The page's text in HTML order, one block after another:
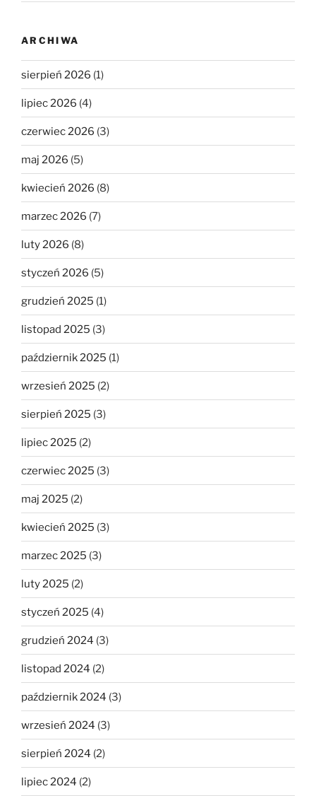
ARCHIWA
sierpień 2026 (1)
lipiec 2026 (4)
czerwiec 2026 (3)
maj 2026 (5)
kwiecień 2026 (8)
marzec 2026 (7)
luty 2026 (8)
styczeń 2026 (5)
grudzień 2025 (1)
listopad 2025 (3)
październik 2025 (1)
wrzesień 2025 (2)
sierpień 2025 (3)
lipiec 2025 (2)
czerwiec 2025 (3)
maj 2025 (2)
kwiecień 2025 (3)
marzec 2025 (3)
luty 2025 (2)
styczeń 2025 (4)
grudzień 2024 (3)
listopad 2024 (2)
październik 2024 (3)
wrzesień 2024 (3)
sierpień 2024 (2)
lipiec 2024 (2)